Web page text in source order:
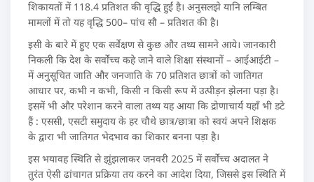
शिकायतों में 118.4 प्रतिशत की वृद्धि हुई है। अनुसलझे यानि लम्बित
मामलों में तो यह वृद्धि 500– पांच सौ – प्रतिशत की है।
इसी के बारे में हुए एक सर्वेक्षण से कुछ और तथ्य सामने आये। जानकारी
निकली कि देश के सर्वोच्च कहे जाने वाले शिक्षा संस्थानों – आईआईटी –
में अनुसूचित जाति और जनजाति के 70 प्रतिशत छात्रों को जातिगत
आधार पर, कभी न कभी, किसी न किसी रूप में उत्पीड़न झेलना पड़ा है।
इसमें भी और परेशान करने वाला तथ्य यह आया कि द्रोणाचार्य यहाँ भी डटे
हैं : एससी, एसटी समुदाय के हर चौथे छात्र/छात्रा को स्वयं अपने शिक्षक
के द्वारा भी जातिगत भेदभाव का शिकार बनना पड़ा है।
इस भयावह स्थिति से झुंझलाकर जनवरी 2025 में सर्वोच्च अदालत ने
तुरंत ऐसी ढांचागत प्रक्रिया तय करने का आदेश दिया, जिससे इस स्थिति में